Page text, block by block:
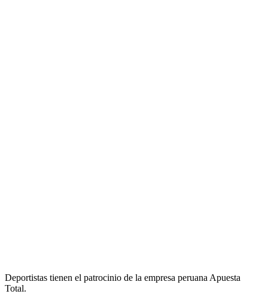
Deportistas tienen el patrocinio de la empresa peruana Apuesta
Total.